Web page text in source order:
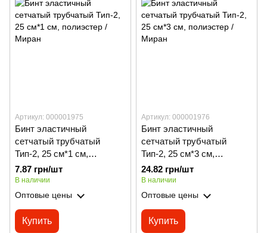
Артикул: 000001975
Бинт эластичный
сетчатый трубчатый
Тип-2, 25 см*1 см,
полиэстер / Миран
7.87 грн/шт
В наличии
Оптовые цены
Купить
Артикул: 000001976
Бинт эластичный
сетчатый трубчатый
Тип-2, 25 см*3 см,
полиэстер / Миран
24.82 грн/шт
В наличии
Оптовые цены
Купить